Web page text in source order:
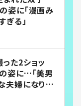
姿に「漫画み
ぎる」
た2ショッ
姿に…「美男
夫婦になりた